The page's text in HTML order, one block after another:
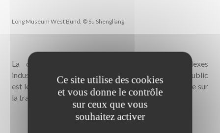
Long Museum West Bund. © Su Shengliang
La question de la réutilisation d'anciens complexes
industriels dans de nouveaux lieux attractifs pour le public
est le thème central de cette exposition qui se focalise sur
la transformation du Huangpu Riverside à Shanghai.
Ce site utilise des cookies
et vous donne le contrôle
sur ceux que vous
souhaitez activer